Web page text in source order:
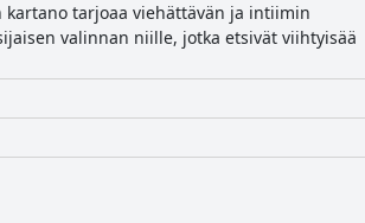
tarjoaa viehättävän ja intiimin
valinnan niille, jotka etsivät viihtyisää